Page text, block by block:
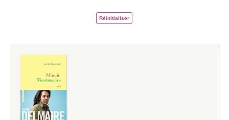
Réinitialiser